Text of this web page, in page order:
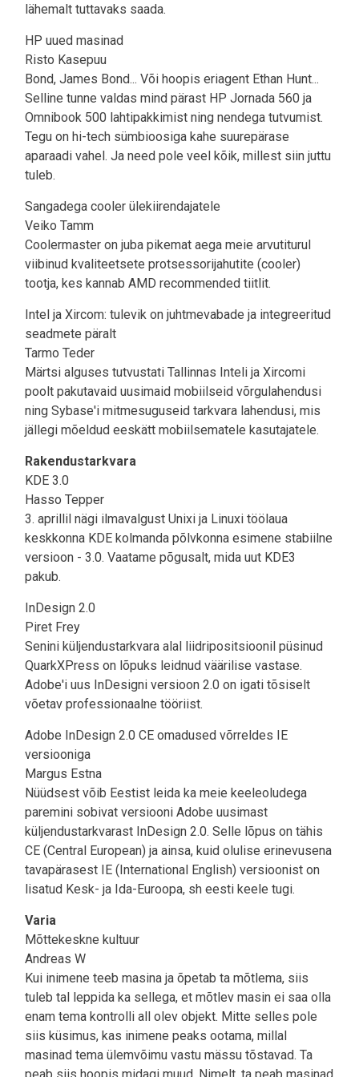
lähemalt tuttavaks saada.
HP uued masinad
Risto Kasepuu
Bond, James Bond... Või hoopis eriagent Ethan Hunt...
Selline tunne valdas mind pärast HP Jornada 560 ja
Omnibook 500 lahtipakkimist ning nendega tutvumist.
Tegu on hi-tech sümbioosiga kahe suurepärase
aparaadi vahel. Ja need pole veel kõik, millest siin juttu
tuleb.
Sangadega cooler ülekiirendajatele
Veiko Tamm
Coolermaster on juba pikemat aega meie arvutiturul
viibinud kvaliteetsete protsessorijahutite (cooler)
tootja, kes kannab AMD recommended tiitlit.
Intel ja Xircom: tulevik on juhtmevabade ja integreeritud
seadmete päralt
Tarmo Teder
Märtsi alguses tutvustati Tallinnas Inteli ja Xircomi
poolt pakutavaid uusimaid mobiilseid võrgulahendusi
ning Sybase'i mitmesuguseid tarkvara lahendusi, mis
jällegi mõeldud eeskätt mobiilsematele kasutajatele.
Rakendustarkvara
KDE 3.0
Hasso Tepper
3. aprillil nägi ilmavalgust Unixi ja Linuxi töölaua
keskkonna KDE kolmanda põlvkonna esimene stabiilne
versioon - 3.0. Vaatame põgusalt, mida uut KDE3
pakub.
InDesign 2.0
Piret Frey
Senini küljendustarkvara alal liidripositsioonil püsinud
QuarkXPress on lõpuks leidnud väärilise vastase.
Adobe'i uus InDesigni versioon 2.0 on igati tõsiselt
võetav professionaalne tööriist.
Adobe InDesign 2.0 CE omadused võrreldes IE
versiooniga
Margus Estna
Nüüdsest võib Eestist leida ka meie keeleoludega
paremini sobivat versiooni Adobe uusimast
küljendustarkvarast InDesign 2.0. Selle lõpus on tähis
CE (Central European) ja ainsa, kuid olulise erinevusena
tavapärasest IE (International English) versioonist on
lisatud Kesk- ja Ida-Euroopa, sh eesti keele tugi.
Varia
Mõttekeskne kultuur
Andreas W
Kui inimene teeb masina ja õpetab ta mõtlema, siis
tuleb tal leppida ka sellega, et mõtlev masin ei saa olla
enam tema kontrolli all olev objekt. Mitte selles pole
siis küsimus, kas inimene peaks ootama, millal
masinad tema ülemvõimu vastu mässu tõstavad. Ta